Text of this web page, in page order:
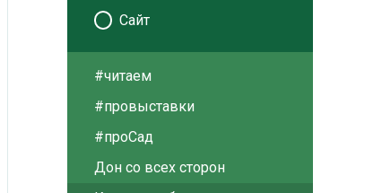
Сайт
#читаем
#провыставки
#проСад
Дон со всех сторон